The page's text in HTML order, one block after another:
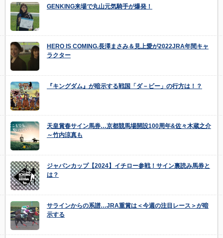
GENKING来場で丸山元気騎手が爆発！
HERO IS COMING.長澤まさみ＆見上愛が2022JRA年間キャ
ラクター
『キングダム』が暗示する戦国「ダ－ビー」の行方は！？
天皇賞春サイン馬券…京都競馬場開設100周年&佐々木蔵之介
～竹内涼真も
ジャパンカップ【2024】イチロー参戦！サイン裏読み馬券と
は？
サラインからの系譜…JRA重賞は＜今週の注目レース＞が暗
示する